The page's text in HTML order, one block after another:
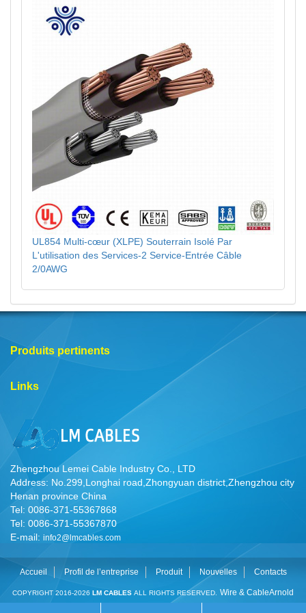
UL854 Multi-cœur (XLPE) Souterrain Isolé Par
L'utilisation des Services-2 Service-Entrée Câble
2/0AWG
Produits pertinents
Links
Zhengzhou Lemei Cable Industry Co., LTD
Address: No.299,Longhai road,Zhongyuan district,Zhengzhou city
Henan province China
Tel: 0086-371-55367868
Tel: 0086-371-55367870
E-mail: info2@lmcables.com
Accueil Profil de l’entreprise Produit Nouvelles Contacts
COPYRIGHT 2016-2026 LM CABLES ALL RIGHTS RESERVED. Wire & CableArnold